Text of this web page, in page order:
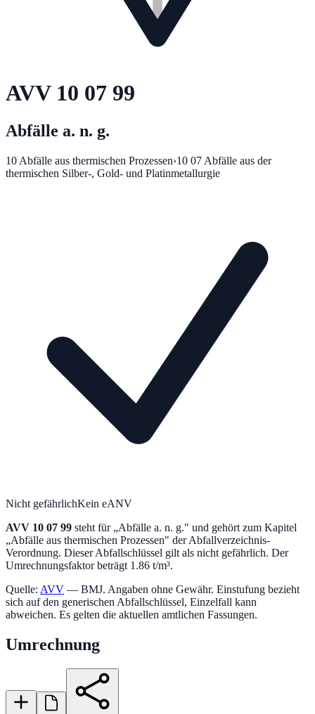
AVV 10 07 99
Abfälle a. n. g.
10 Abfälle aus thermischen Prozessen›10 07 Abfälle aus der
thermischen Silber-, Gold- und Platinmetallurgie
Nicht gefährlichKein eANV
AVV 10 07 99 steht für „Abfälle a. n. g." und gehört zum Kapitel
„Abfälle aus thermischen Prozessen" der Abfallverzeichnis-
Verordnung. Dieser Abfallschlüssel gilt als nicht gefährlich. Der
Umrechnungsfaktor beträgt 1.86 t/m³.
Quelle: AVV — BMJ. Angaben ohne Gewähr. Einstufung bezieht
sich auf den generischen Abfallschlüssel, Einzelfall kann
abweichen. Es gelten die aktuellen amtlichen Fassungen.
Umrechnung